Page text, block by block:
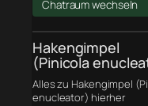
Chatraum wechseln
Hakengimpel
(Pinicola
Alles zu Hakengimpel
enucleator) hierher